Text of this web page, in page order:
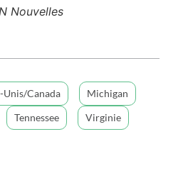
Nouvelles
Unis/Canada
Michigan
Tennessee Virginie